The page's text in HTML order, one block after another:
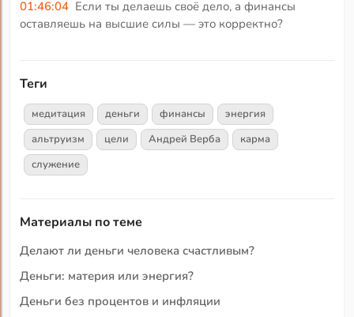
01:46:04 Если ты делаешь своё дело, а финансы
оставляешь на высшие силы — это корректно?
Теги
медитация деньги финансы
энергия
альтруизм
цели Андрей Верба
карма
служение
Материалы по теме
Делают ли деньги человека счастливым?
Деньги: материя или энергия?
Деньги без процентов и инфляции